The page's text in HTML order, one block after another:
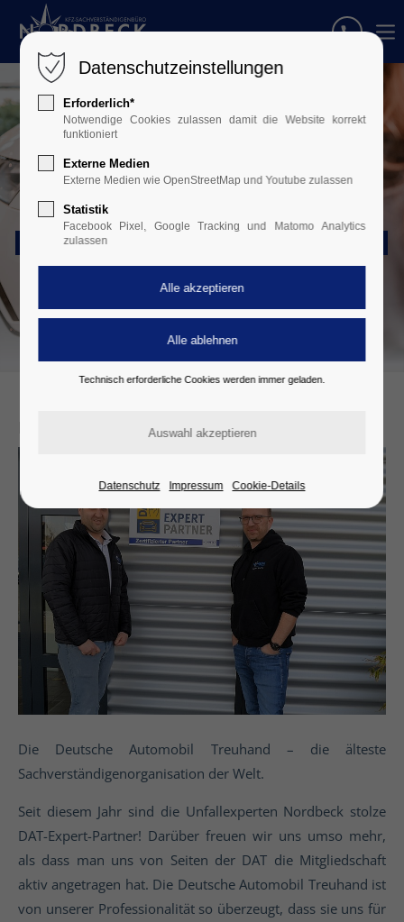
PKW • LKW • ZWEIRAD • OLDTIMER • CARAVAN
Nordbeck ist DAT-Expert-Partner
Die Deutsche Automobil Treuhand – die älteste
Sachverständigenorganisation der Welt.
Seit diesem Jahr sind die Unfallexperten Nordbeck stolze
DAT-Expert-Partner! Darüber freuen wir uns umso mehr,
als dass man uns von Seiten der DAT die Mitgliedschaft
aktiv angetragen hat. Die Deutsche Automobil Treuhand ist
von unserer Professionalität so überzeugt, dass sie uns für
Datenschutzeinstellungen
Erforderlich*
Notwendige Cookies zulassen damit die Website korrekt
funktioniert
Externe Medien
Externe Medien wie OpenStreetMap und Youtube zulassen
Statistik
Facebook Pixel, Google Tracking und Matomo Analytics
zulassen
Technisch erforderliche Cookies werden immer geladen.
Datenschutz Impressum Cookie-Details